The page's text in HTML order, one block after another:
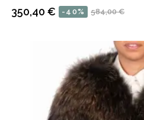
Precio
584,00 €
-40%
Precio
350,40 €